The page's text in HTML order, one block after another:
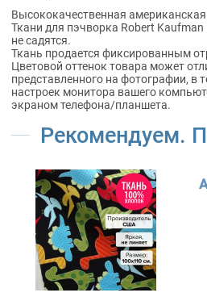
Высококачественная
Ткани для пэчворка Robert
не садятся.
Ткань продается фиксированным
Цветовой оттенок товара может
представленного на фотографии, в
настроек монитора вашего
экраном телефона/планшета.
Рекомендуем.